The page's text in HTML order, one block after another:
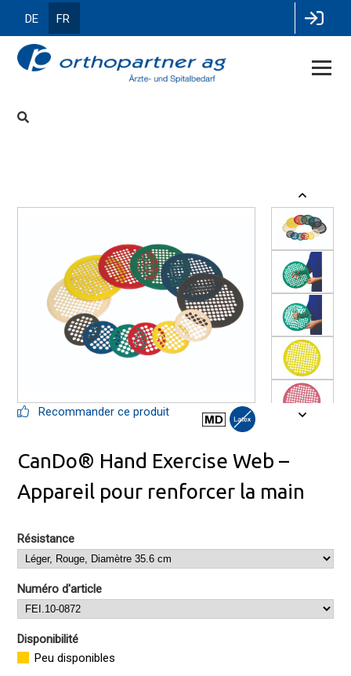
DE FR
Recommander ce produit
CanDo® Hand Exercise Web –
Appareil pour renforcer la main
Résistance
Numéro d'article
Disponibilité
Peu disponibles